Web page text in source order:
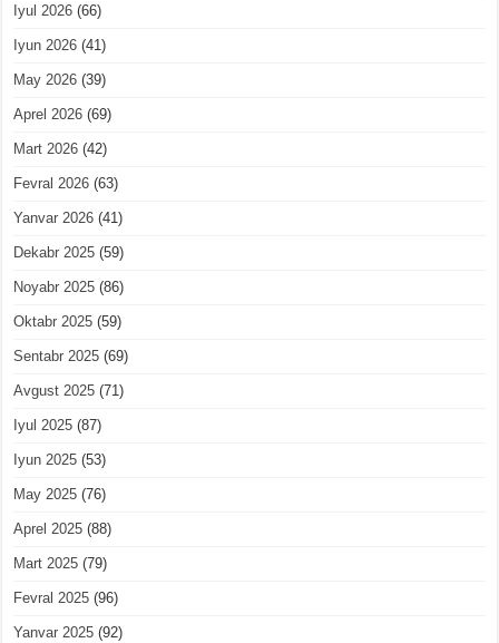
Iyul 2026 (66)
Iyun 2026 (41)
May 2026 (39)
Aprel 2026 (69)
Mart 2026 (42)
Fevral 2026 (63)
Yanvar 2026 (41)
Dekabr 2025 (59)
Noyabr 2025 (86)
Oktabr 2025 (59)
Sentabr 2025 (69)
Avgust 2025 (71)
Iyul 2025 (87)
Iyun 2025 (53)
May 2025 (76)
Aprel 2025 (88)
Mart 2025 (79)
Fevral 2025 (96)
Yanvar 2025 (92)